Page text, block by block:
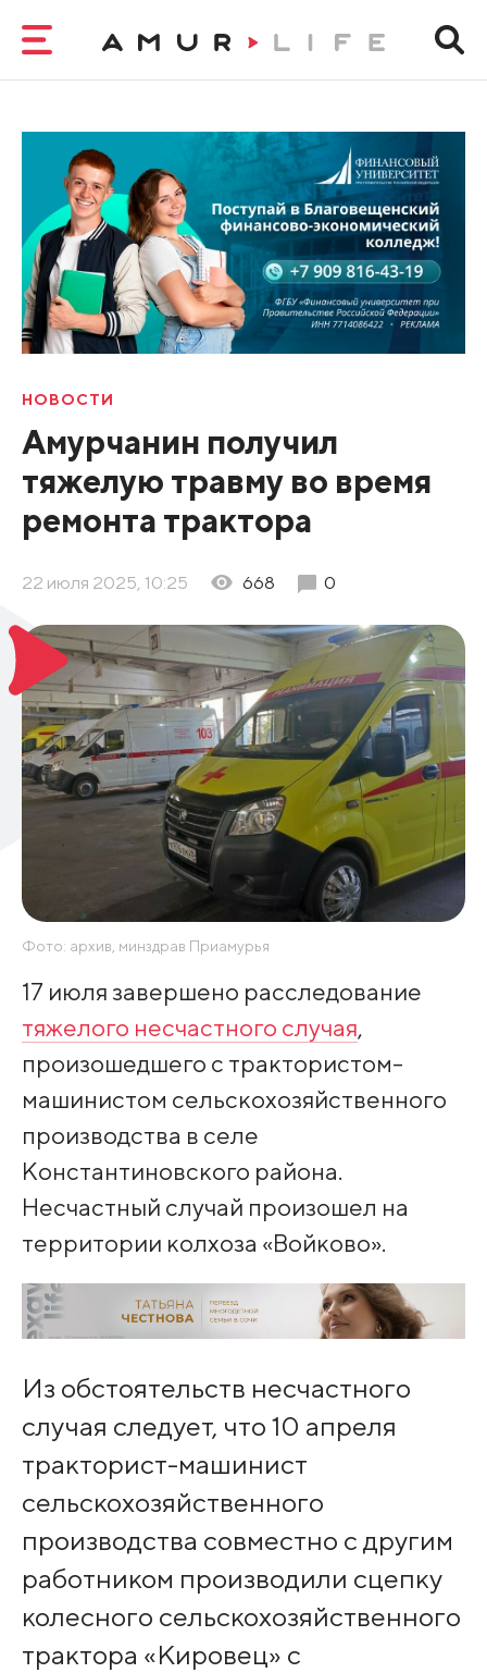
НОВОСТИ
Амурчанин получил
тяжелую травму во время
ремонта трактора
22 июля 2025, 10:25 668 0
Фото: архив, минздрав Приамурья
17 июля завершено расследование
тяжелого несчастного случая,
произошедшего с трактористом-
машинистом сельскохозяйственного
производства в селе
Константиновского района.
Несчастный случай произошел на
территории колхоза «Войково».
Из обстоятельств несчастного
случая следует, что 10 апреля
тракторист-машинист
сельскохозяйственного
производства совместно с другим
работником производили сцепку
колесного сельскохозяйственного
трактора «Кировец» с